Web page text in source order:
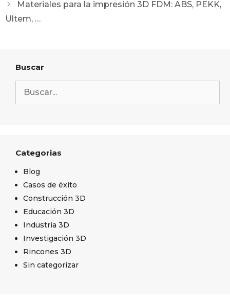
Materiales para la impresión 3D FDM: ABS, PEKK,
Ultem, …
Buscar
Categorias
Blog
Casos de éxito
Construcción 3D
Educación 3D
Industria 3D
Investigación 3D
Rincones 3D
Sin categorizar